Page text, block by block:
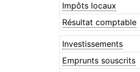
Impôts locaux
Résultat comptable
Investissements
Emprunts souscrits